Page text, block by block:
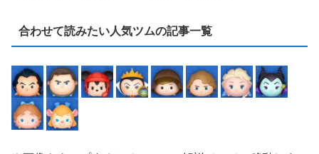
合わせて読みたい人気ツムの記事一覧